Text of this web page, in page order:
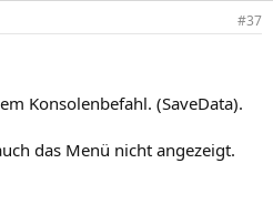
#37
Konsolenbefahl. (SaveData).
das Menü nicht angezeigt.